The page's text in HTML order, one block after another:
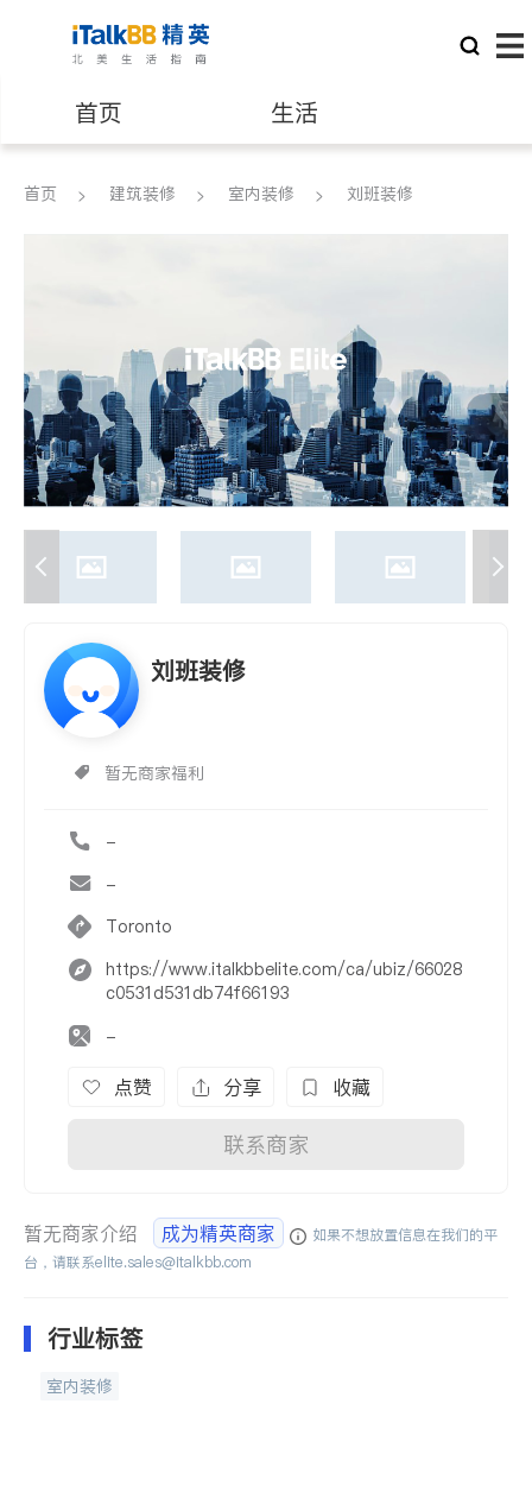
首页 生活
医生 律师
会计师
建筑装修
首页 建筑装修 室内装修 刘班装修
刘班装修
暂无商家福利
-
-
Toronto
https://www.italkbbelite.com/ca/ubiz/66028
c0531d531db74f66193
-
点赞 分享 收藏
联系商家
暂无商家介绍 成为精英商家
如果不想放置信息在我们的平
台，请联系elite.sales@italkbb.com
行业标签
室内装修